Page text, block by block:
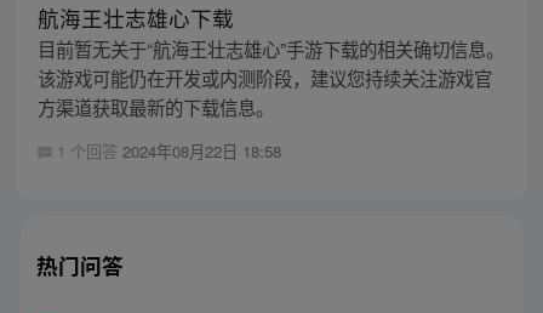
航海王壮志雄心下载
目前暂无关于“航海王壮志雄心”手游下载的相关确切信息。
该游戏可能仍在开发或内测阶段，建议您持续关注游戏官
方渠道获取最新的下载信息。
1 个回答 2024年08月22日 18:58
热门问答